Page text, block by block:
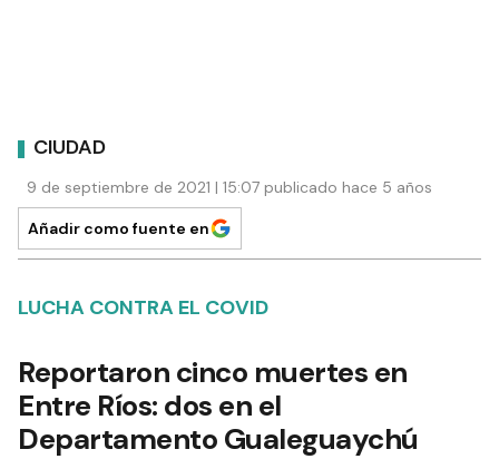
CIUDAD
9 de septiembre de 2021 | 15:07 publicado hace 5 años
Añadir como fuente en
LUCHA CONTRA EL COVID
Reportaron cinco muertes en
Entre Ríos: dos en el
Departamento Gualeguaychú